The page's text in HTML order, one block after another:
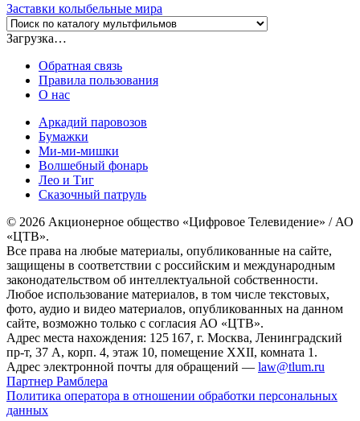
Заставки колыбельные мира
Загрузка…
Обратная связь
Правила пользования
О нас
Аркадий паровозов
Бумажки
Ми-ми-мишки
Волшебный фонарь
Лео и Тиг
Сказочный патруль
© 2026 Акционерное общество «Цифровое Телевидение» / АО
«ЦТВ».
Все права на любые материалы, опубликованные на сайте,
защищены в соответствии с российским и международным
законодательством об интеллектуальной собственности.
Любое использование материалов, в том числе текстовых,
фото, аудио и видео материалов, опубликованных на данном
сайте, возможно только с согласия АО «ЦТВ».
Адрес места нахождения: 125 167, г. Москва, Ленинградский
пр-т, 37 А, корп. 4, этаж 10, помещение XXII, комната 1.
Адрес электронной почты для обращений — law@tlum.ru
Партнер Рамблера
Политика оператора в отношении обработки персональных
данных